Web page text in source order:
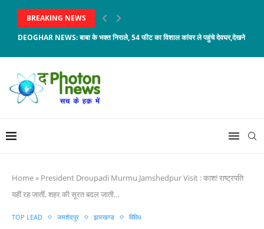
BREAKING NEWS
DEOGHAR NEWS: बाबा के भक्त निराले, 54 फीट का विशाल कांवर ले पहुंचे देवघर,देखने को...
Home» President Droupadi Murmu Jamshedpur Visit : काश! राष्ट्रपति
यहीं रह जातीं, शहर की सूरत बदल जाती…
TOP LEAD जमशेदपुर झारखण्ड विविध